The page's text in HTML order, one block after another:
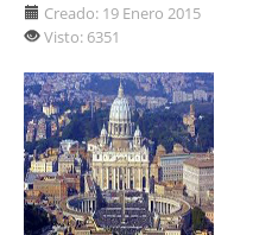
Creado: 19 Enero 2015
Visto: 6351